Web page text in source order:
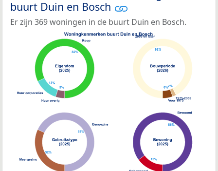
buurt Duin en Bosch
Er zijn 369 woningen in de buurt Duin en Bosch.